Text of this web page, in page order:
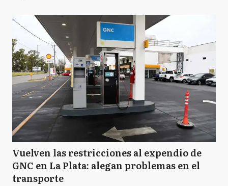
Vuelven las restricciones al expendio de
GNC en La Plata: alegan problemas en el
transporte